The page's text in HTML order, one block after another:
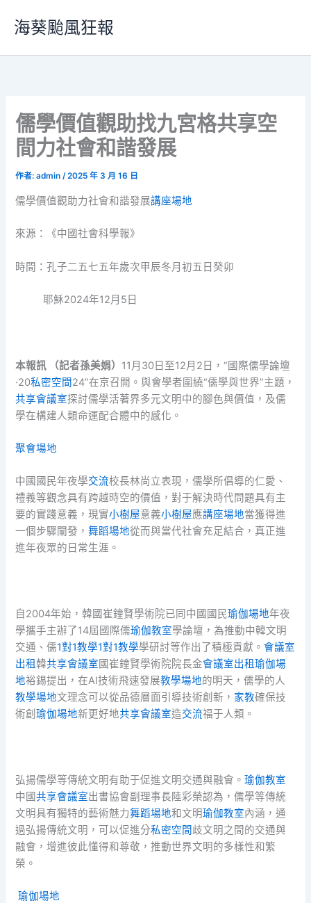
要
海葵颱風狂報
儒學價值觀助找九宮格共享空
間力社會和諧發展
作者:admin/2025 年 3 月 16 日
儒學價值觀助力社會和諧發展講座場地
來源：《中國社會科學報》
時間：孔子二五七五年歲次甲辰冬月初五日癸卯
耶穌2024年12月5日
本報訊 （記者孫美娟） 11月30日至12月2日，“國際儒學論壇
·20私密空間24”在京召開。與會學者圍繞“儒學與世界”主題，
共享會議室探討儒學活著界多元文明中的腳色與價值，及儒
學在構建人類命運配合體中的感化。
聚會場地
中國國民年夜學交流校長林尚立表現，儒學所倡導的仁愛、
禮義等觀念具有跨越時空的價值，對于解決時代問題具有主
要的實踐意義，現實小樹屋意義小樹屋應講座場地當獲得進
一個步驟闡發，舞蹈場地從而與當代社會充足結合，真正進
進年夜眾的日常生涯。
自2004年始，韓國崔鐘賢學術院已同中國國民瑜伽場地年夜
學攜手主辦了14屆國際儒瑜伽教室學論壇，為推動中韓文明
交通、儒1對1教學1對1教學學研討等作出了積極貢獻。會議室
出租韓共享會議室國崔鐘賢學術院院長金會議室出租瑜伽場
地裕錫提出，在AI技術飛速發展教學場地的明天，儒學的人
教學場地文理念可以從品德層面引導技術創新， 家教確保技
術創瑜伽場地新更好地共享會議室造交流福于人類。
弘揚儒學等傳統文明有助于促進文明交通與融會。瑜伽教室
中國共享會議室出書協會副理事長陸彩榮認為，儒學等傳統
文明具有獨特的藝術魅力舞蹈場地和文明瑜伽教室內涵，通
過弘揚傳統文明，可以促進分私密空間歧文明之間的交通與
融會，增進彼此懂得和尊敬，推動世界文明的多樣性和繁
榮。
瑜伽場地